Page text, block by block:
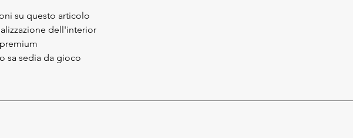
su questo articolo
dell'interior
sa sedia da gioco